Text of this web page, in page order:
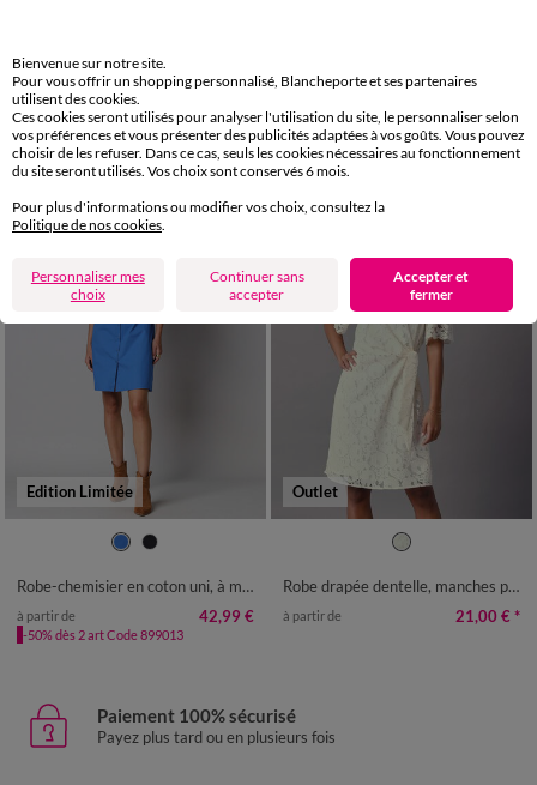
Robe housse imprimée, coton biologique**
19,00 €*
50 52 54
à partir de 42,99 €
-50% dès 2 art Code 899013
Edition Limitée
40 42 44
Robe-chemisier en coton uni, à manches coudes en broderies anglaises
à partir de 42,99 €
-50% dès 2 art Code 899013
Outlet
46
Robe drapée dentelle, manches papillon
à partir de 21,00 € *
Paiement 100% sécurisé
Payez plus tard ou en plusieurs fois
Bienvenue sur notre site.
Pour vous offrir un shopping personnalisé, Blancheporte et ses partenaires
utilisent des cookies.
Ces cookies seront utilisés pour analyser l'utilisation du site, le personnaliser selon
vos préférences et vous présenter des publicités adaptées à vos goûts. Vous pouvez
choisir de les refuser. Dans ce cas, seuls les cookies nécessaires au fonctionnement
du site seront utilisés. Vos choix sont conservés 6 mois.
Pour plus d'informations ou modifier vos choix, consultez la
Politique de nos cookies.
Personnaliser mes
choix
Continuer sans
accepter
Accepter et
fermer